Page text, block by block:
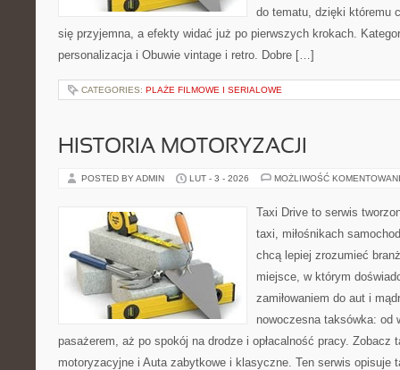
do tematu, dzięki któremu
się przyjemna, a efekty widać już po pierwszych krokach.
personalizacja i Obuwie vintage i retro. Dobre […]
CATEGORIES: PLAŻE FILMOWE I SERIALOWE
HISTORIA MOTORYZACJI
POSTED BY ADMIN LUT - 3 - 2026 MOŻLIWOŚĆ
Taxi Drive to serwis
taxi, miłośnikach
chcą lepiej zrozumieć
miejsce, w którym
zamiłowaniem do aut i
nowoczesna taksówka: od
pasażerem, aż po spokój na drodze i opłacalność pracy. Zobacz
motoryzacyjne i Auta zabytkowe i klasyczne. Ten serwis opisuje